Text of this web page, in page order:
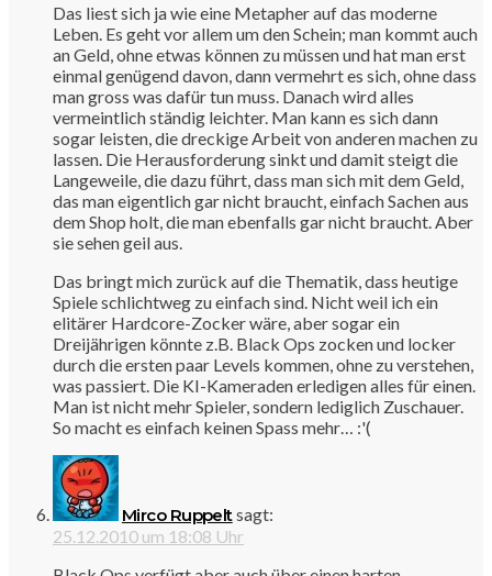
Das liest sich ja wie eine Metapher auf das moderne
Leben. Es geht vor allem um den Schein; man kommt auch
an Geld, ohne etwas können zu müssen und hat man erst
einmal genügend davon, dann vermehrt es sich, ohne dass
man gross was dafür tun muss. Danach wird alles
vermeintlich ständig leichter. Man kann es sich dann
sogar leisten, die dreckige Arbeit von anderen machen zu
lassen. Die Herausforderung sinkt und damit steigt die
Langeweile, die dazu führt, dass man sich mit dem Geld,
das man eigentlich gar nicht braucht, einfach Sachen aus
dem Shop holt, die man ebenfalls gar nicht braucht. Aber
sie sehen geil aus.
Das bringt mich zurück auf die Thematik, dass heutige
Spiele schlichtweg zu einfach sind. Nicht weil ich ein
elitärer Hardcore-Zocker wäre, aber sogar ein
Dreijährigen könnte z.B. Black Ops zocken und locker
durch die ersten paar Levels kommen, ohne zu verstehen,
was passiert. Die KI-Kameraden erledigen alles für einen.
Man ist nicht mehr Spieler, sondern lediglich Zuschauer.
So macht es einfach keinen Spass mehr… :'(
Mirco Ruppeltsagt:
25.12.2010 um 18:08 Uhr